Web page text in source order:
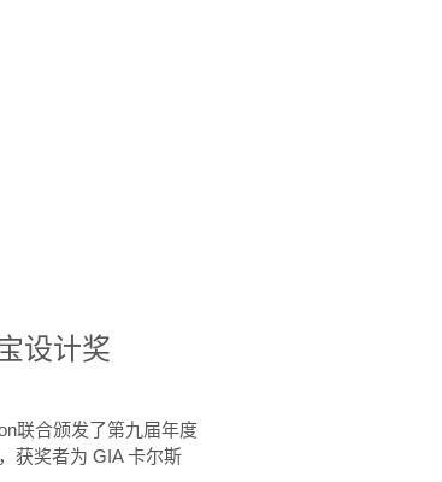
设计奖
联合颁发了第九届年度
获奖者为 GIA 卡尔斯